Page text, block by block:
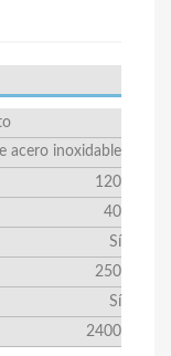
acero inoxidable
120
40
Sí
250
Sí
2400